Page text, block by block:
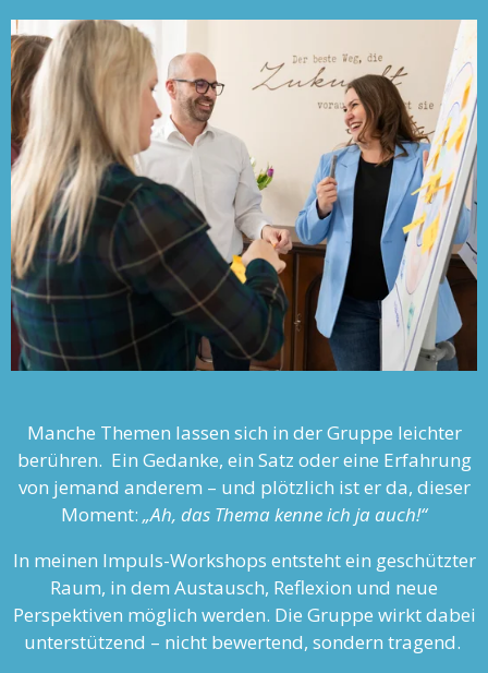
Manche Themen lassen sich in der Gruppe leichter
berühren. Ein Gedanke, ein Satz oder eine Erfahrung
von jemand anderem – und plötzlich ist er da, dieser
Moment: „Ah, das Thema kenne ich ja auch!“
In meinen Impuls-Workshops entsteht ein geschützter
Raum, in dem Austausch, Reflexion und neue
Perspektiven möglich werden. Die Gruppe wirkt dabei
unterstützend – nicht bewertend, sondern tragend.